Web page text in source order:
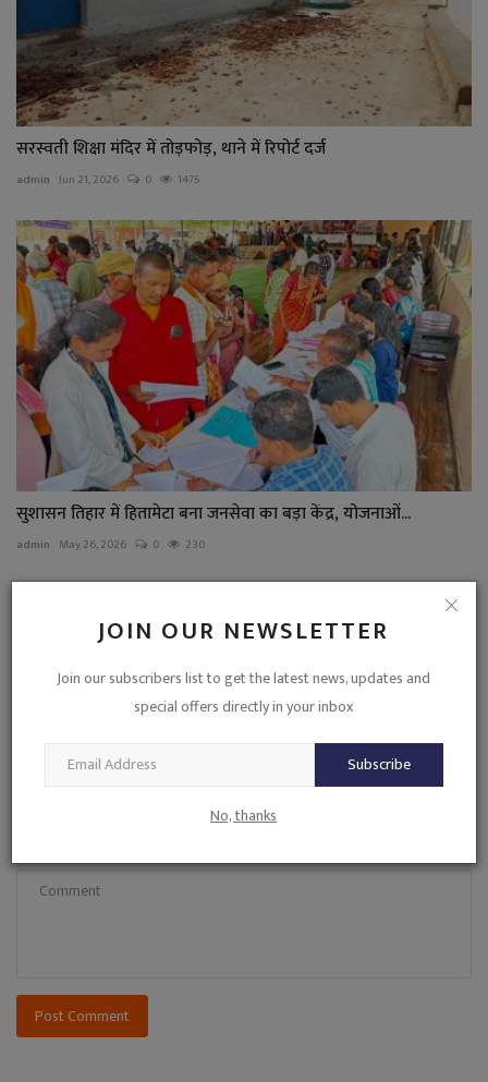
JOIN OUR NEWSLETTER
Join our subscribers list to get the latest news, updates and
special offers directly in your inbox
Subscribe
No, thanks
सरस्वती शिक्षा मंदिर में तोड़फोड़, थाने में रिपोर्ट दर्ज
admin Jun 21, 2026 0 1475
सुशासन तिहार में हितामेटा बना जनसेवा का बड़ा केंद्र, योजनाओं...
admin May 26, 2026 0 230
Post Comment